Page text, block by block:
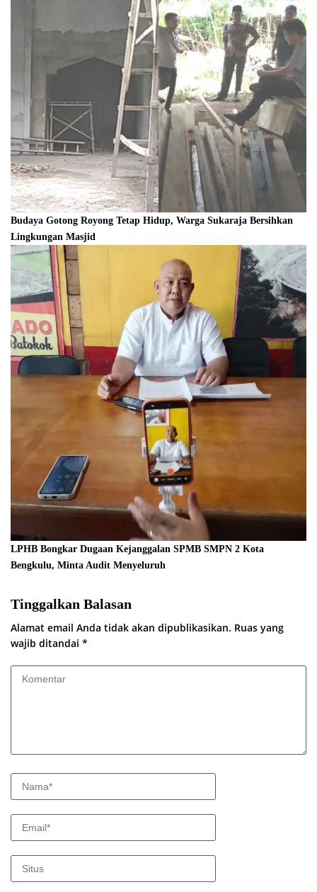
Budaya Gotong Royong Tetap Hidup, Warga Sukaraja Bersihkan
Lingkungan Masjid
LPHB Bongkar Dugaan Kejanggalan SPMB SMPN 2 Kota
Bengkulu, Minta Audit Menyeluruh
Tinggalkan Balasan
Alamat email Anda tidak akan dipublikasikan. Ruas yang
wajib ditandai *